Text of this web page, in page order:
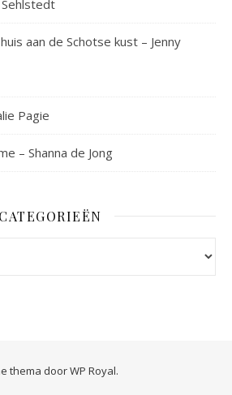
aan de Schotse kust – Jenny
Pagie
– Shanna de Jong
CATEGORIEËN
thema doorWP Royal.